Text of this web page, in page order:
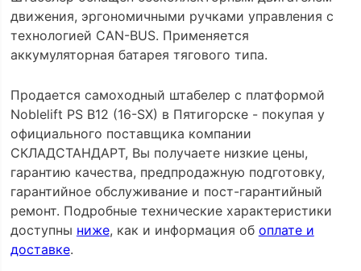
движения, эргономичными ручками управления с
технологией CAN-BUS. Применяется
аккумуляторная батарея тягового типа.
Продается самоходный штабелер с платформой
Noblelift PS B12 (16-SX) в Пятигорске - покупая у
официального поставщика компании
СКЛАДСТАНДАРТ, Вы получаете низкие цены,
гарантию качества, предпродажную подготовку,
гарантийное обслуживание и пост-гарантийный
ремонт. Подробные технические характеристики
доступны ниже, как и информация об оплате и
доставке.